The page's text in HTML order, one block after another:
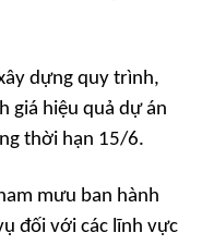
dựng quy trình,
giá hiệu quả dự án
thời hạn 15/6.
mưu ban hành
đối với các lĩnh vực